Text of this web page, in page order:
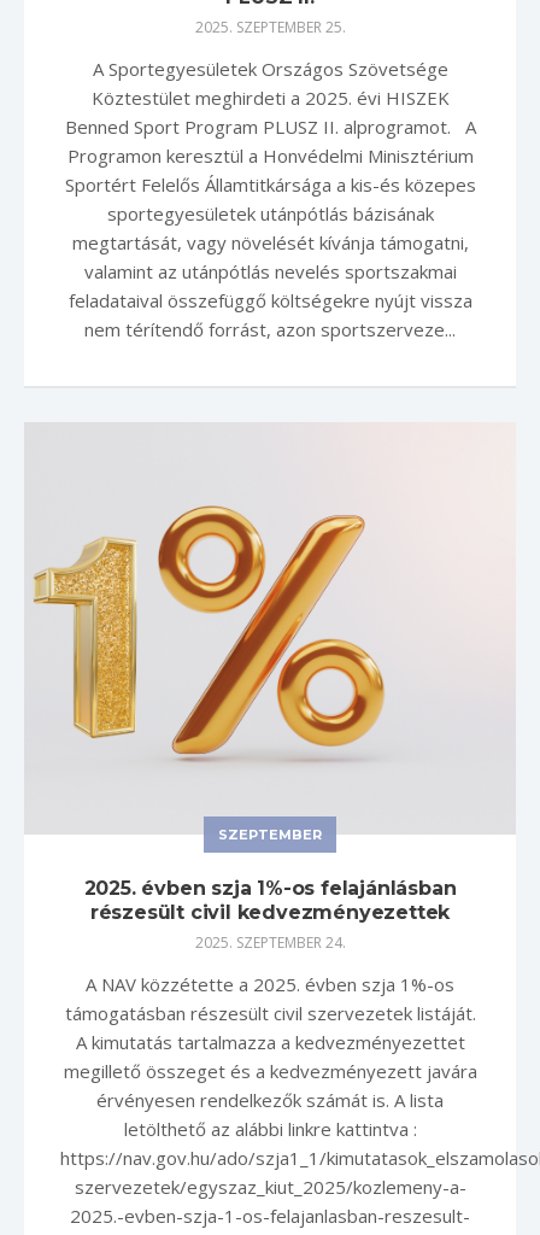
2025. SZEPTEMBER 25.
A Sportegyesületek Országos Szövetsége
Köztestület meghirdeti a 2025. évi HISZEK
Benned Sport Program PLUSZ II. alprogramot. A
Programon keresztül a Honvédelmi Minisztérium
Sportért Felelős Államtitkársága a kis-és közepes
sportegyesületek utánpótlás bázisának
megtartását, vagy növelését kívánja támogatni,
valamint az utánpótlás nevelés sportszakmai
feladataival összefüggő költségekre nyújt vissza
nem térítendő forrást, azon sportszerveze...
SZEPTEMBER
2025. évben szja 1%-os felajánlásban
részesült civil kedvezményezettek
2025. SZEPTEMBER 24.
A NAV közzétette a 2025. évben szja 1%-os
támogatásban részesült civil szervezetek listáját.
A kimutatás tartalmazza a kedvezményezettet
megillető összeget és a kedvezményezett javára
érvényesen rendelkezők számát is. A lista
letölthető az alábbi linkre kattintva :
https://nav.gov.hu/ado/szja1_1/
szervezetek/egyszaz_kiut_2025/kozlemeny-a-
2025.-evben-szja-1-os-felajanlasban-reszesult-